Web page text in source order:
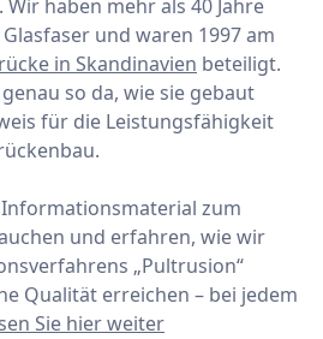
haben mehr als 40 Jahre
und waren 1997 am
in Skandinavien beteiligt.
so da, wie sie gebaut
für die Leistungsfähigkeit
zum
und erfahren, wie wir
„Pultrusion“
Qualität erreichen – bei jedem
Sie hier weiter